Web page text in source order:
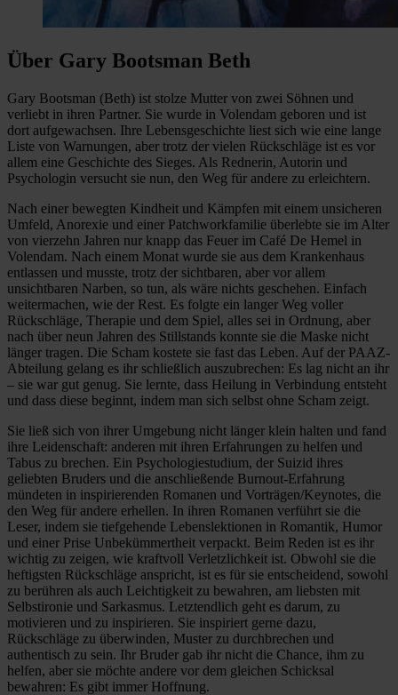
Über Gary Bootsman Beth
Gary Bootsman (Beth) ist stolze Mutter von zwei Söhnen und
verliebt in ihren Partner. Sie wurde in Volendam geboren und ist
dort aufgewachsen. Ihre Lebensgeschichte liest sich wie eine lange
Liste von Warnungen, aber trotz der vielen Rückschläge ist es vor
allem eine Geschichte des Sieges. Als Rednerin, Autorin und
Psychologin versucht sie nun, den Weg für andere zu erleichtern.
Nach einer bewegten Kindheit und Kämpfen mit einem unsicheren
Umfeld, Anorexie und einer Patchworkfamilie überlebte sie im Alter
von vierzehn Jahren nur knapp das Feuer im Café De Hemel in
Volendam. Nach einem Monat wurde sie aus dem Krankenhaus
entlassen und musste, trotz der sichtbaren, aber vor allem
unsichtbaren Narben, so tun, als wäre nichts geschehen. Einfach
weitermachen, wie der Rest. Es folgte ein langer Weg voller
Rückschläge, Therapie und dem Spiel, alles sei in Ordnung, aber
nach über neun Jahren des Stillstands konnte sie die Maske nicht
länger tragen. Die Scham kostete sie fast das Leben. Auf der PAAZ-
Abteilung gelang es ihr schließlich auszubrechen: Es lag nicht an ihr
– sie war gut genug. Sie lernte, dass Heilung in Verbindung entsteht
und dass diese beginnt, indem man sich selbst ohne Scham zeigt.
Sie ließ sich von ihrer Umgebung nicht länger klein halten und fand
ihre Leidenschaft: anderen mit ihren Erfahrungen zu helfen und
Tabus zu brechen. Ein Psychologiestudium, der Suizid ihres
geliebten Bruders und die anschließende Burnout-Erfahrung
mündeten in inspirierenden Romanen und Vorträgen/Keynotes, die
den Weg für andere erhellen. In ihren Romanen verführt sie die
Leser, indem sie tiefgehende Lebenslektionen in Romantik, Humor
und einer Prise Unbekümmertheit verpackt. Beim Reden ist es ihr
wichtig zu zeigen, wie kraftvoll Verletzlichkeit ist. Obwohl sie die
heftigsten Rückschläge anspricht, ist es für sie entscheidend, sowohl
zu berühren als auch Leichtigkeit zu bewahren, am liebsten mit
Selbstironie und Sarkasmus. Letztendlich geht es darum, zu
motivieren und zu inspirieren. Sie inspiriert gerne dazu,
Rückschläge zu überwinden, Muster zu durchbrechen und
authentisch zu sein. Ihr Bruder gab ihr nicht die Chance, ihm zu
helfen, aber sie möchte andere vor dem gleichen Schicksal
bewahren: Es gibt immer Hoffnung.